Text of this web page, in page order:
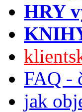
HRY
FAQ -
jak